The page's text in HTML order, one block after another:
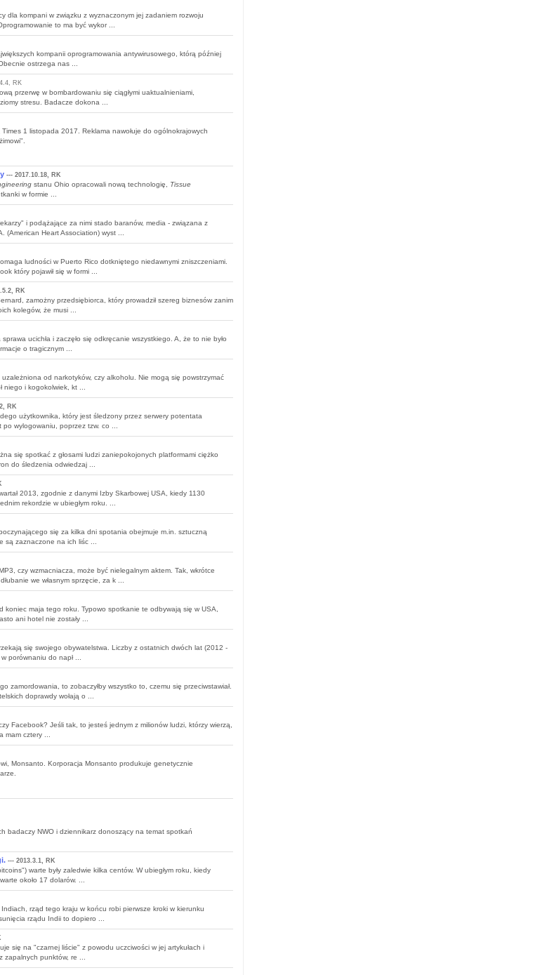
dla kompani w związku z wyznaczonym jej zadaniem rozwoju
to ma być wykor ...
kompanii oprogramowania antywirusowego, którą później
ostrzega nas ...
RK
przerwę w bombardowaniu się ciągłymi uaktualnieniami,
stresu. Badacze dokona ...
1 listopada 2017. Reklama nawołuje do ogólnokrajowych
--- 2017.10.18, RK
stanu Ohio opracowali nową technologię, Tissue
w formie ...
i podążające za nimi stado baranów, media - związana z
(American Heart Association) wyst ...
ludności w Puerto Rico dotkniętego niedawnymi zniszczeniami.
który pojawił się w formi ...
RK
zamożny przedsiębiorca, który prowadził szereg biznesów zanim
kolegów, że musi ...
ucichła i zaczęło się odkręcanie wszystkiego. A, że to nie było
o tragicznym ...
od narkotyków, czy alkoholu. Nie mogą się powstrzymać
niego i kogokolwiek, kt ...
RK
użytkownika, który jest śledzony przez serwery potentata
wylogowaniu, poprzez tzw. co ...
się spotkać z głosami ludzi zaniepokojonych platformami ciężko
do śledzenia odwiedzaj ...
2013, zgodnie z danymi Izby Skarbowej USA, kiedy 1130
rekordzie w ubiegłym roku. ...
się za kilka dni spotania obejmuje m.in. sztuczną
są zaznaczone na ich liśc ...
czy wzmacniacza, może być nielegalnym aktem. Tak, wkrótce
we własnym sprzęcie, za k ...
maja tego roku. Typowo spotkanie te odbywają się w USA,
ani hotel nie zostały ...
się swojego obywatelstwa. Liczby z ostatnich dwóch lat (2012 -
porównaniu do napł ...
zamordowania, to zobaczyłby wszystko to, czemu się przeciwstawiał.
doprawdy wołają o ...
Facebook? Jeśli tak, to jesteś jednym z milionów ludzi, którzy wierzą,
mam cztery ...
Monsanto. Korporacja Monsanto produkuje genetycznie
badaczy NWO i dziennikarz donoszący na temat spotkań
--- 2013.3.1, RK
warte były zaledwie kilka centów. W ubiegłym roku, kiedy
około 17 dolarów. ...
rząd tego kraju w końcu robi pierwsze kroki w kierunku
rządu Indii to dopiero ...
się na "czarnej liście" z powodu uczciwości w jej artykułach i
zapalnych punktów, re ...